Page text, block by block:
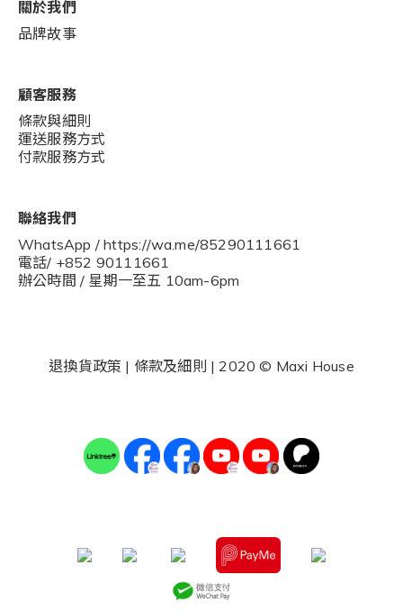
關於我們
品牌故事
顧客服務
條款與細則
運送服務方式
付款服務方式
聯絡我們
WhatsApp / https://wa.me/85290111661
電話/ +852 90111661
辦公時間 / 星期一至五 10am-6pm
退換貨政策 | 條款及細則 | 2020 © Maxi House